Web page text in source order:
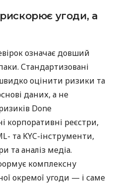
угоди, а
означає довший
Стандартизовані
оцінити ризики та
даних, а не
Done
корпоративні реєстри,
та KYC-інструменти,
та аналіз медіа.
комплексну
окремої угоди — і саме